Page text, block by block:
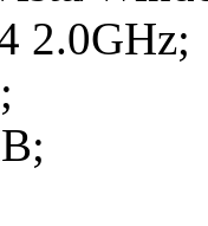
2.0GHz;